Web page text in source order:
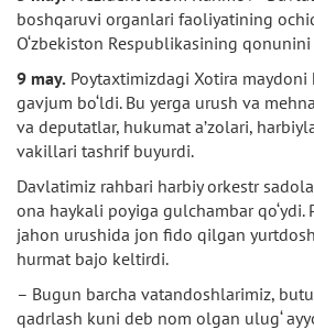
boshqaruvi organlari faoliyatining
O‘zbekiston Respublikasining
9 may. Poytaxtimizdagi Xotira
gavjum bo‘ldi. Bu yerga urush va
va deputatlar, hukumat a’zolari,
vakillari tashrif buyurdi.
Davlatimiz rahbari harbiy orkestr
ona haykali poyiga gulchambar qo‘ydi.
jahon urushida jon fido qilgan
hurmat bajo keltirdi.
– Bugun barcha vatandoshlarimiz,
qadrlash kuni deb nom olgan ulug‘